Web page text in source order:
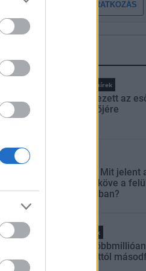
FELIRATKOZÁS
Országos hírek
Megérkezett az
vízgyűjtőjére
Paks II.: Mit jelent
mérföldköve a
árnyékában?
Helyi hírek
Amire
szombattól